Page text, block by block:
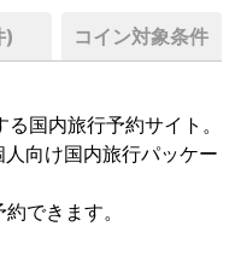
) コイン対象条件
国内旅行予約サイト。
向け国内旅行パッケー
できます。